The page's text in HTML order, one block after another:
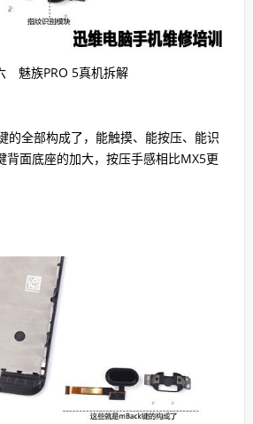
魅族PRO 5真机拆解
全部构成了，能触摸、能按压、能识
背面底座的加大，按压手感相比MX5更